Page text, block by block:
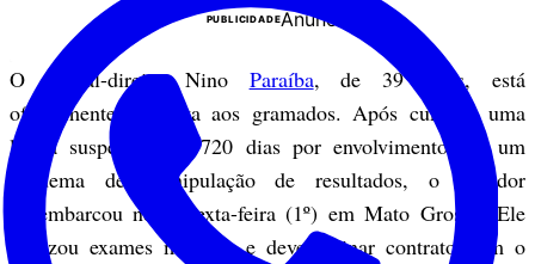
PUBLICIDADEAnuncie
O lateral-direito Nino Paraíba, de 39 anos, está
oficialmente de volta aos gramados. Após cumprir uma
longa suspensão de 720 dias por envolvimento em um
esquema de manipulação de resultados, o jogador
desembarcou nesta sexta-feira (1º) em Mato Grosso. Ele
realizou exames médicos e deve assinar contrato com o